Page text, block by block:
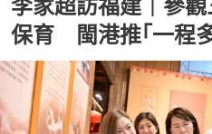
李家超訪福建｜參
保育 閩港推｢一程